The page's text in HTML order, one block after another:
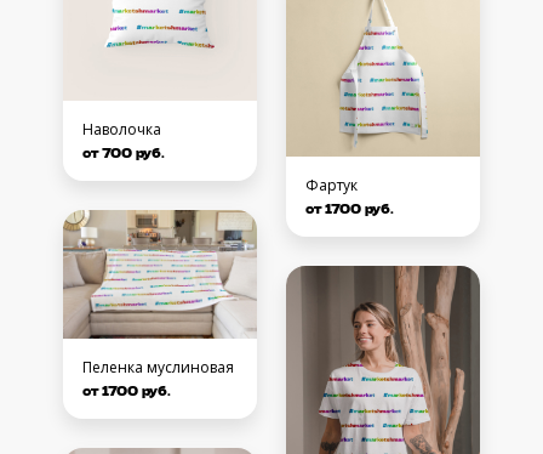
Наволочка
от 700 руб.
Пеленка муслиновая
от 1700 руб.
Фартук
от 1700 руб.